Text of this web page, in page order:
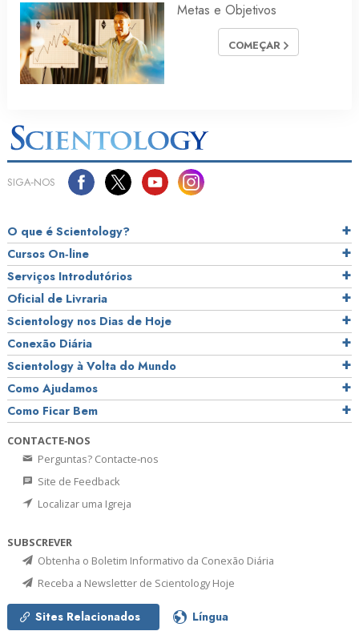
Metas e Objetivos
COMEÇAR
SIGA‑NOS
O que é Scientology?
Cursos On‑line
Serviços Introdutórios
Oficial de Livraria
Scientology nos Dias de Hoje
Conexão Diária
Scientology à Volta do Mundo
Como Ajudamos
Como Ficar Bem
CONTACTE‑NOS
Perguntas? Contacte‑nos
Site de Feedback
Localizar uma Igreja
SUBSCREVER
Obtenha o Boletim Informativo da Conexão Diária
Receba a Newsletter de Scientology Hoje
Sites Relacionados Língua